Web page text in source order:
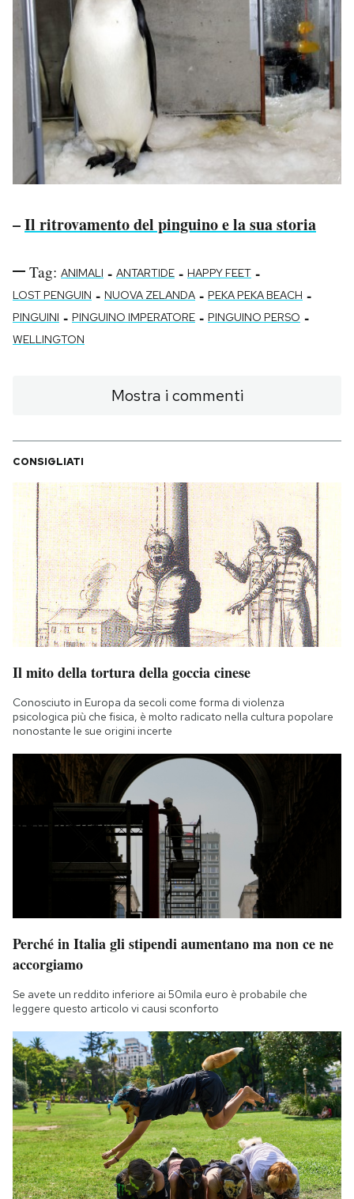
–Il ritrovamento del pinguino e la sua storia
Tag: ANIMALI - ANTARTIDE - HAPPY FEET -
LOST PENGUIN - NUOVA ZELANDA - PEKA PEKA BEACH -
PINGUINI - PINGUINO IMPERATORE - PINGUINO PERSO -
WELLINGTON
Mostra i commenti
CONSIGLIATI
Il mito della tortura della goccia cinese
Conosciuto in Europa da secoli come forma di violenza
psicologica più che fisica, è molto radicato nella cultura popolare
nonostante le sue origini incerte
Perché in Italia gli stipendi aumentano ma non ce ne
accorgiamo
Se avete un reddito inferiore ai 50mila euro è probabile che
leggere questo articolo vi causi sconforto